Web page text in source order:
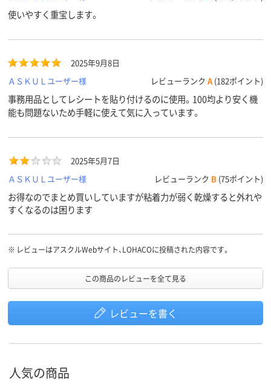
使いやすく重宝します。
2025年9月8日
ＡＳＫＵＬユーザー様
レビューランク A (182ポイント)
事務用品としてレシートを貼り付けるのに使用。100均より安く機
能も問題ないため手軽に使えて気に入っています。
2025年5月7日
ＡＳＫＵＬユーザー様
レビューランク B (75ポイント)
お得なのでまとめ買いしていますが粘着力が弱く乾燥すると外れや
すくなるのは困ります
※ レビューはアスクルWebサイト、LOHACOに投稿された内容です。
この商品のレビューを全て見る
レビューを書く
人気の商品